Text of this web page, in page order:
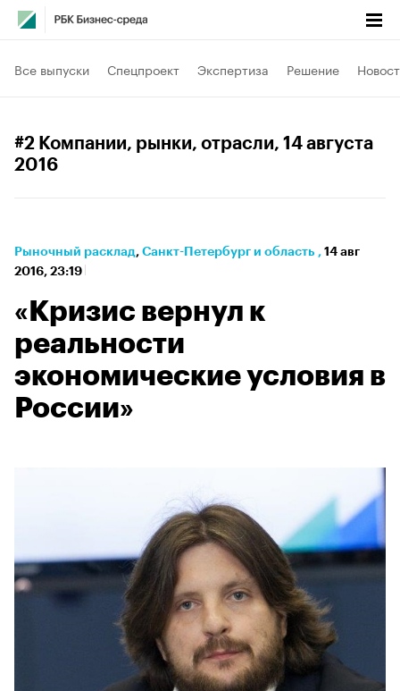
Все выпуски Спецпроект Экспертиза Решение
#2 Компании, рынки, отрасли, 14 августа
2016
Рыночный расклад⁠, Санкт-Петербург и область , 14 авг
2016, 23:19
«Кризис вернул к
реальности
экономические условия в
России»